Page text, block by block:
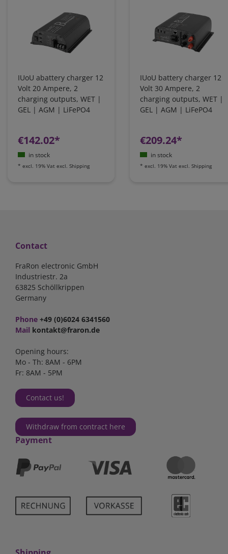
IUoU abattery charger 12
Volt 20 Ampere, 2
charging outputs, WET |
GEL | AGM | LiFePO4
€142.02*
in stock
* excl. 19% Vat excl. Shipping
IUoU battery charger 12
Volt 30 Ampere, 2
charging outputs, WET |
GEL | AGM | LiFePO4
€209.24*
in stock
* excl. 19% Vat excl. Shipping
Contact
FraRon electronic GmbH
Industriestr. 2a
63825 Schöllkrippen
Germany
Phone +49 (0)6024 6341560
Mail kontakt@fraron.de
Opening hours:
Mo - Th: 8AM - 6PM
Fr: 8AM - 5PM
Contact us!
Withdraw from contract here
Payment